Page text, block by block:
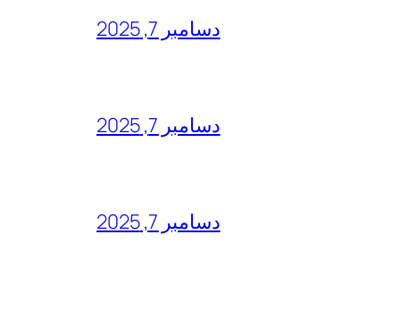
دسامبر 7, 2025
دسامبر 7, 2025
دسامبر 7, 2025